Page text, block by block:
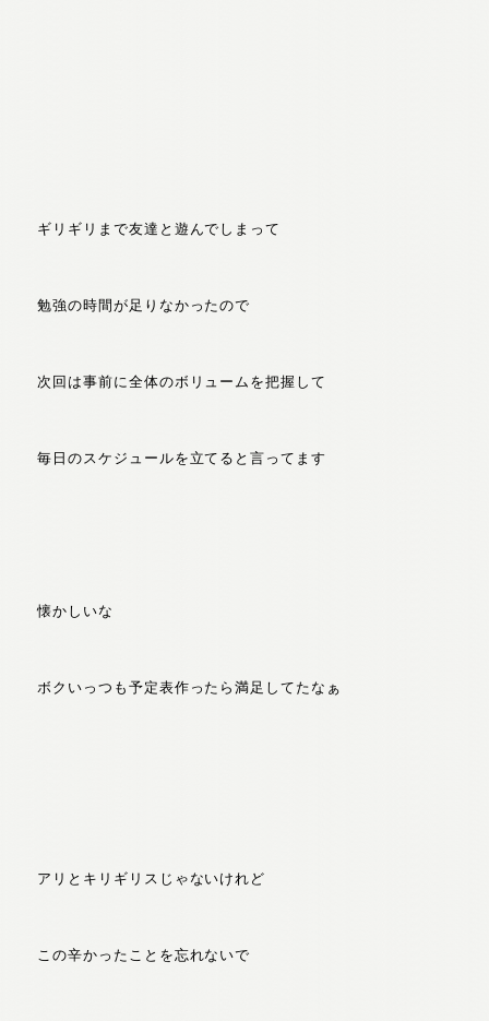
ギリギリまで友達と遊んでしまって
勉強の時間が足りなかったので
次回は事前に全体のボリュームを把握して
毎日のスケジュールを立てると言ってます
懐かしいな
ボクいっつも予定表作ったら満足してたなぁ
アリとキリギリスじゃないけれど
この辛かったことを忘れないで